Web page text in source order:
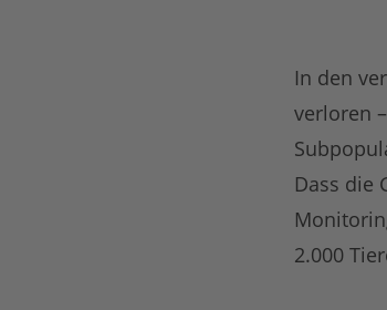
In den
verloren
Dass die
2.000